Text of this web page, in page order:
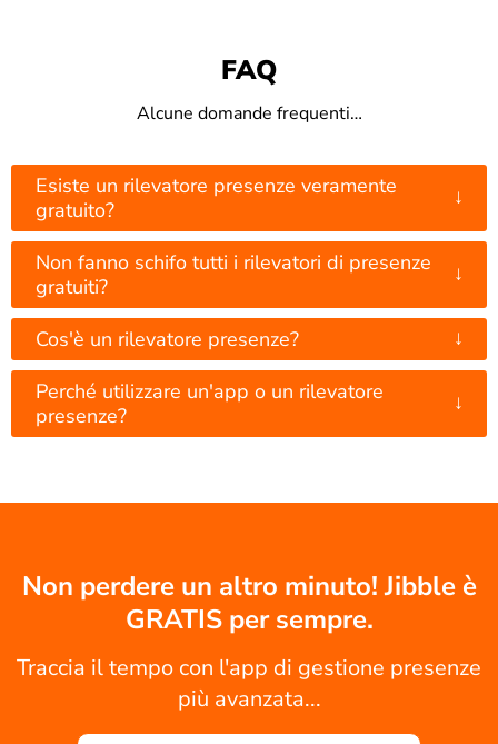
FAQ
Alcune domande frequenti…
Esiste un rilevatore presenze veramente
gratuito?
↓
Non fanno schifo tutti i rilevatori di presenze
gratuiti?
↓
Cos'è un rilevatore presenze? ↓
Perché utilizzare un'app o un rilevatore
presenze?
↓
Non perdere un altro minuto! Jibble è
GRATIS per sempre.
Traccia il tempo con l'app di gestione presenze
più avanzata...